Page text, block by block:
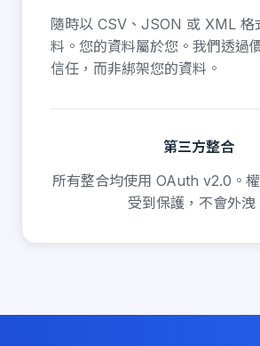
隨時以 CSV、JSON 或 XML 格
料。您的資料屬於您。我們透過
信任，而非綁架您的資料。
第三方整合
所有整合均使用 OAuth v2.0。
受到保護，不會外洩